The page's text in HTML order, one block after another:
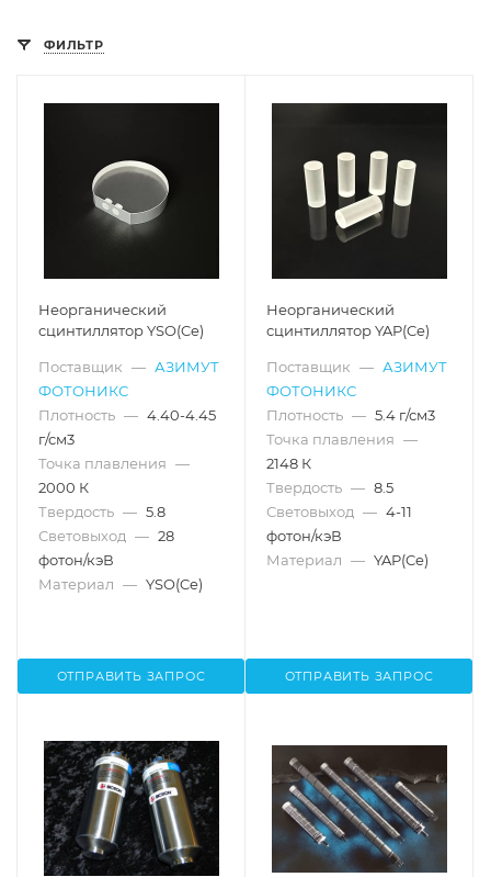
ФИЛЬТР
Неорганический
сцинтиллятор YSO(Ce)
Поставщик — АЗИМУТ
ФОТОНИКС
Плотность — 4.40-4.45
г/см3
Точка плавления —
2000 К
Твердость — 5.8
Световыход — 28
фотон/кэВ
Материал — YSO(Ce)
ОТПРАВИТЬ ЗАПРОС
Неорганический
сцинтиллятор YAP(Ce)
Поставщик — АЗИМУТ
ФОТОНИКС
Плотность — 5.4 г/см3
Точка плавления —
2148 К
Твердость — 8.5
Световыход — 4-11
фотон/кэВ
Материал — YAP(Ce)
ОТПРАВИТЬ ЗАПРОС